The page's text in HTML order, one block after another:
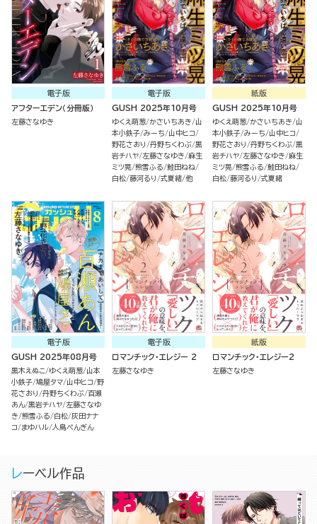
電子版
アフターエデン（分冊版）
左藤さなゆき
電子版
GUSH 2025年10月号
ゆくえ萌葱 かさいちあき
山
本小鉄子 みーち
山中ヒコ
野花さおり
丹野ちくわぶ 黒
岩チハヤ 左藤さなゆき 麻生
ミツ晃 熊雪ふる 鮭田ねね
白松 藤河るり 式夏緒 他
紙版
GUSH 2025年10月号
ゆくえ萌葱 かさいちあき
山
本小鉄子 みーち
山中ヒコ
野花さおり
丹野ちくわぶ 黒
岩チハヤ 左藤さなゆき 麻生
ミツ晃 熊雪ふる 鮭田ねね
白松 藤河るり 式夏緒
電子版
GUSH 2025年08月号
黒木えぬこ ゆくえ萌葱 山本
小鉄子 鳩屋タマ 山中ヒコ 野
花さおり
丹野ちくわぶ 百瀬
あん 黒岩チハヤ 左藤さなゆ
き 熊雪ふる 白松 灰田ナナ
コ
まゆハル 人鳥ぺんぎん
電子版
ロマンチック・エレジー 2
左藤さなゆき
紙版
ロマンチック・エレジー2
左藤さなゆき
レーベル作品